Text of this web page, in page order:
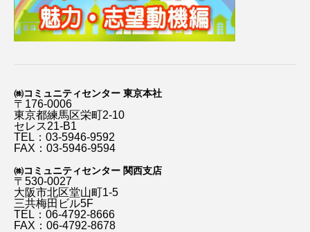
㈱コミュニティセンター 東京本社
〒176-0006
東京都練馬区栄町2-10
セレス21-B1
TEL：03-5946-9592
FAX：03-5946-9594
㈱コミュニティセンター 関西支店
〒530-0027
大阪市北区堂山町1-5
三共梅田ビル5F
TEL：06-4792-8666
FAX：06-4792-8678